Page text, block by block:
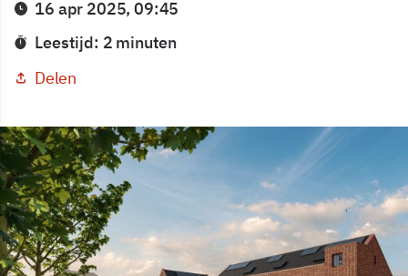
16 apr 2025, 09:45
Leestijd: 2 minuten
Delen